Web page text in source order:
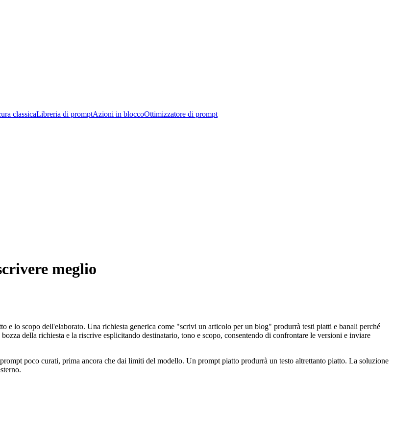
classicaLibreria di promptAzioni in bloccoOttimizzatore di prompt
meglio
e lo scopo dell'elaborato. Una richiesta generica come "scrivi un articolo per un blog" produrrà testi piatti e banali perché
della richiesta e la riscrive esplicitando destinatario, tono e scopo, consentendo di confrontare le versioni e inviare
poco curati, prima ancora che dai limiti del modello. Un prompt piatto produrrà un testo altrettanto piatto. La soluzione